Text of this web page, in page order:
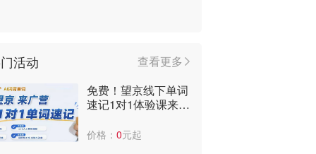
活动
查看更多
免费！望京线下单词
速记1对1体验课来
个月阅读课包！
价格： 0元起